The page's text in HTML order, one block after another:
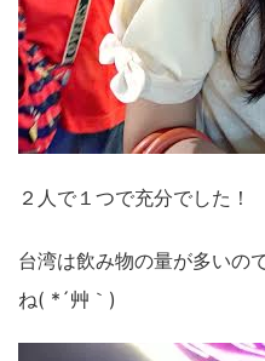
２人で１つで充分でした！
台湾は飲み物の量が多いの
ね( *´艸｀)